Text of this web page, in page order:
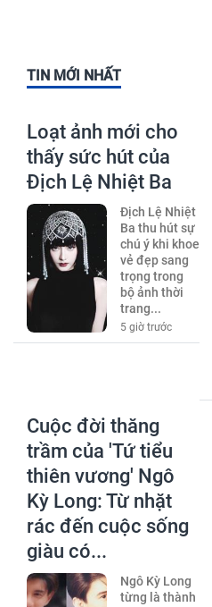
TIN MỚI NHẤT
Loạt ảnh mới cho
thấy sức hút của
Địch Lệ Nhiệt Ba
Địch Lệ Nhiệt
Ba thu hút sự
chú ý khi khoe
vẻ đẹp sang
trọng trong
bộ ảnh thời
trang...
5 giờ trước
Cuộc đời thăng
trầm của 'Tứ tiểu
thiên vương' Ngô
Kỳ Long: Từ nhặt
rác đến cuộc sống
giàu có...
Ngô Kỳ Long
từng là thành